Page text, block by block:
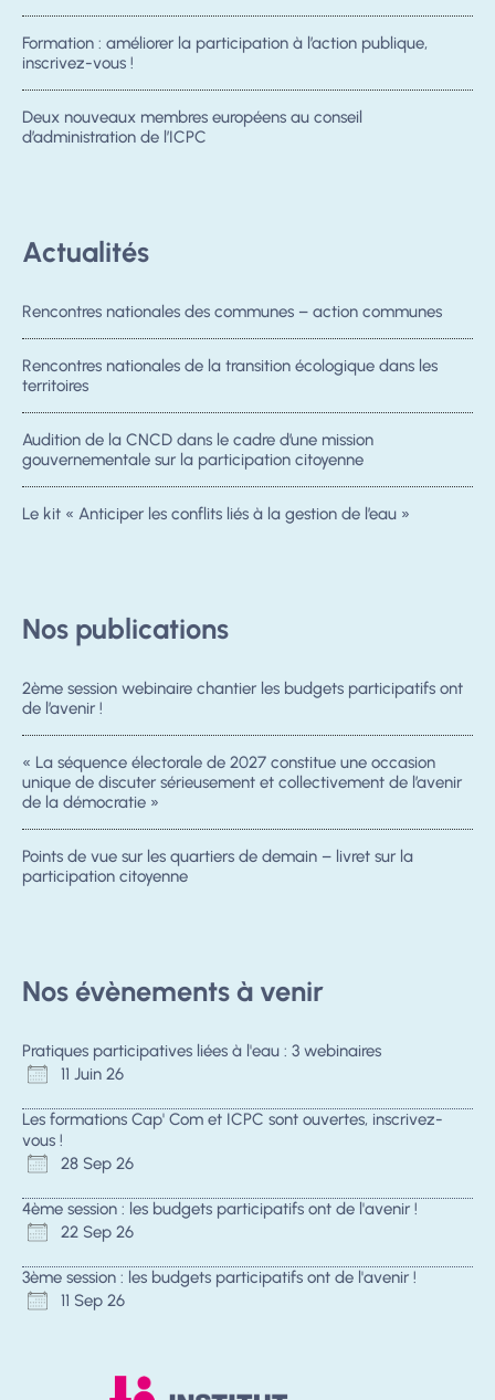
Formation : améliorer la participation à l’action publique,
inscrivez-vous !
Deux nouveaux membres européens au conseil
d’administration de l’ICPC
Actualités
Rencontres nationales des communes – action communes
Rencontres nationales de la transition écologique dans les
territoires
Audition de la CNCD dans le cadre d’une mission
gouvernementale sur la participation citoyenne
Le kit « Anticiper les conflits liés à la gestion de l’eau »
Nos publications
2ème session webinaire chantier les budgets participatifs ont
de l’avenir !
« La séquence électorale de 2027 constitue une occasion
unique de discuter sérieusement et collectivement de l’avenir
de la démocratie »
Points de vue sur les quartiers de demain – livret sur la
participation citoyenne
Nos évènements à venir
Pratiques participatives liées à l'eau : 3 webinaires
11 Juin 26
Les formations Cap' Com et ICPC sont ouvertes, inscrivez-
vous !
28 Sep 26
4ème session : les budgets participatifs ont de l'avenir !
22 Sep 26
3ème session : les budgets participatifs ont de l'avenir !
11 Sep 26